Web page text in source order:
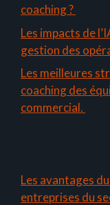
coaching ?
Les impacts de
gestion des
Les meilleures
coaching des
commercial.
Les avantages
entreprises du